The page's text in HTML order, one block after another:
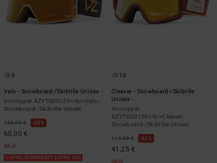
6
Velo - Snowboard-/Skibrille Unisex -
Vonzipper AZYTG00129</br>Velo -
Snowboard-/Skibrille Unisex
160,00 € 63%
60,00 €
SALE
DOPPELTER RABATT EXTRA 25%
13
Cleaver - Snowboard-/Skibrille
Unisex -
Vonzipper
AZYTG00130</br>Cleaver -
Snowboard-/Skibrille Unisex
110,00 € 63%
41,25 €
SALE